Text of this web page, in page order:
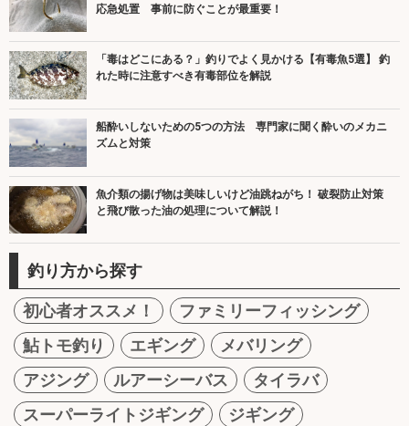
応急処置 事前に防ぐことが最重要！
「毒はどこにある？」釣りでよく見かける【有毒魚5選】 釣
れた時に注意すべき有毒部位を解説
船酔いしないための5つの方法 専門家に聞く酔いのメカニ
ズムと対策
魚介類の揚げ物は美味しいけど油跳ねがち！ 破裂防止対策
と飛び散った油の処理について解説！
釣り方から探す
初心者オススメ！
ファミリーフィッシング
鮎トモ釣り
エギング
メバリング
アジング
ルアーシーバス
タイラバ
スーパーライトジギング
ジギング